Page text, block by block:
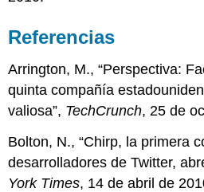
Referencias
Arrington, M., “Perspectiva:
quinta compañía
valiosa”, TechCrunch, 25 de
Bolton, N., “Chirp, la primera
desarrolladores de Twitter,
York Times, 14 de abril de